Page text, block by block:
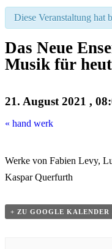
Diese Veranstaltung hat
Das Neue
Musik für
21. August 2021 ,
« hand werk
Werke von Fabien Levy,
Kaspar Querfurth
+ ZU GOOGLE KALENDER